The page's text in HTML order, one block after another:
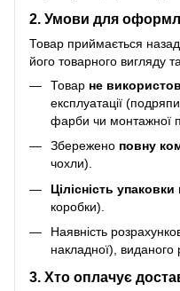
2. Умови для
Товар приймається
його товарного вигляду
Товар не
експлуатації
фарби чи монтажної
Збережено повну
чохли).
Цілісність упаковки
коробки).
Наявність
накладної), виданого
3. Хто оплачує